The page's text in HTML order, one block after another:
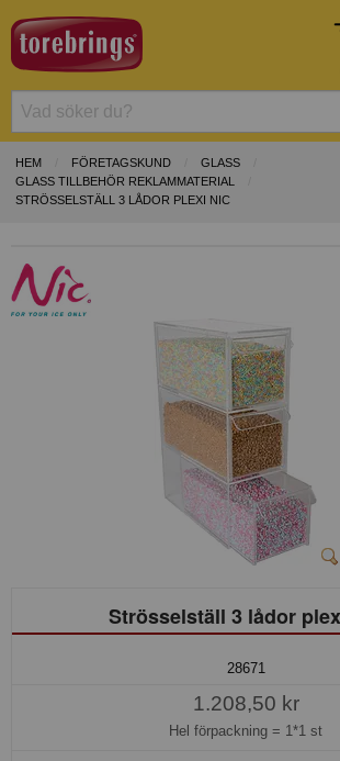
HEM FÖRETAGSKUND
GLASS
GLASS TILLBEHÖR REKLAMMATERIAL
STRÖSSELSTÄLL 3 LÅDOR PLEXI NIC
Strösselställ 3 lådor
28671
1.208,50 kr
Hel förpackning = 1*1 st